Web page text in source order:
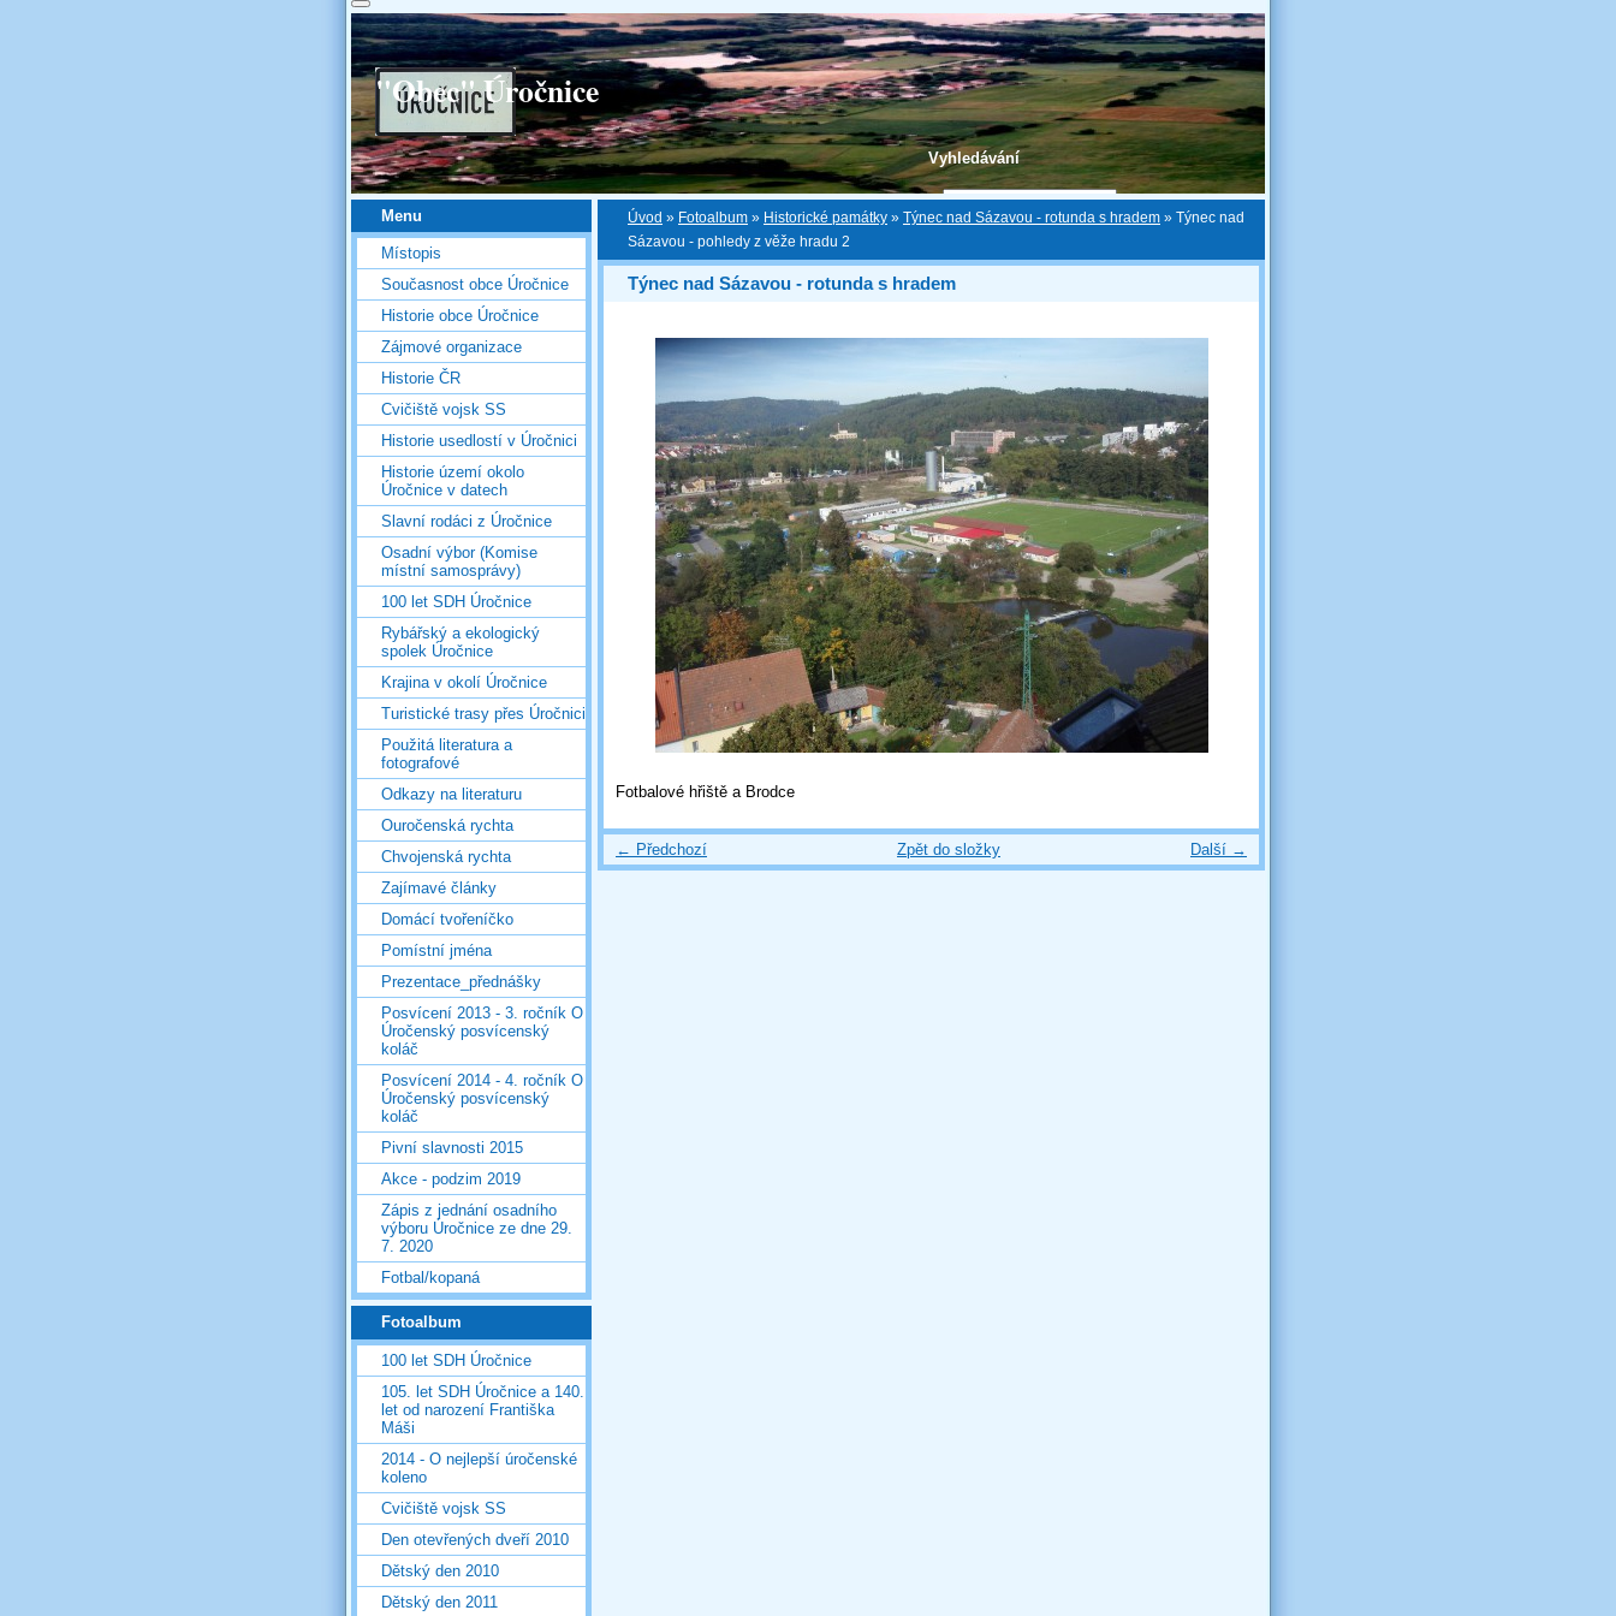
Vyhledávání
"Obec" Úročnice
Úvod » Fotoalbum » Historické památky » Týnec nad Sázavou - rotunda s hradem » Týnec nad
Sázavou - pohledy z věže hradu 2
Týnec nad Sázavou - rotunda s hradem
Fotbalové hřiště a Brodce
← Předchozí Další →
Zpět do složky
Menu
Místopis
Současnost obce Úročnice
Historie obce Úročnice
Zájmové organizace
Historie ČR
Cvičiště vojsk SS
Historie usedlostí v Úročnici
Historie území okolo
Úročnice v datech
Slavní rodáci z Úročnice
Osadní výbor (Komise
místní samosprávy)
100 let SDH Úročnice
Rybářský a ekologický
spolek Úročnice
Krajina v okolí Úročnice
Turistické trasy přes Úročnici
Použitá literatura a
fotografové
Odkazy na literaturu
Ouročenská rychta
Chvojenská rychta
Zajímavé články
Domácí tvořeníčko
Pomístní jména
Prezentace_přednášky
Posvícení 2013 - 3. ročník O
Úročenský posvícenský
koláč
Posvícení 2014 - 4. ročník O
Úročenský posvícenský
koláč
Pivní slavnosti 2015
Akce - podzim 2019
Zápis z jednání osadního
výboru Úročnice ze dne 29.
7. 2020
Fotbal/kopaná
Fotoalbum
100 let SDH Úročnice
105. let SDH Úročnice a 140.
let od narození Františka
Máši
2014 - O nejlepší úročenské
koleno
Cvičiště vojsk SS
Den otevřených dveří 2010
Dětský den 2010
Dětský den 2011